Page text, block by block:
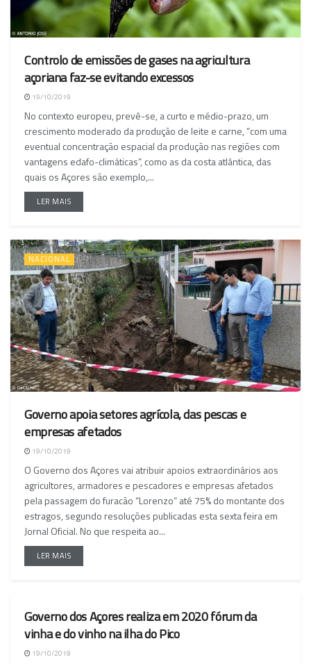
Controlo de emissões de gases na agricultura
açoriana faz-se evitando excessos
19/10/2019
No contexto europeu, prevê-se, a curto e médio-prazo, um
crescimento moderado da produção de leite e carne, “com uma
eventual concentração espacial da produção nas regiões com
vantagens edafo-climáticas”, como as da costa atlântica, das
quais os Açores são exemplo,...
LER MAIS
NACIONAL
Governo apoia setores agrícola, das pescas e
empresas afetados
19/10/2019
O Governo dos Açores vai atribuir apoios extraordinários aos
agricultores, armadores e pescadores e empresas afetados
pela passagem do furacão “Lorenzo” até 75% do montante dos
estragos, segundo resoluções publicadas esta sexta feira em
Jornal Oficial. No que respeita ao...
LER MAIS
NACIONAL
Governo dos Açores realiza em 2020 fórum da
vinha e do vinho na ilha do Pico
19/10/2019